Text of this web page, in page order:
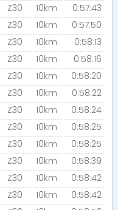
Z30 10km
0:57:43
Z30 10km
0:57:50
Z30 10km
0:58:13
Z30 10km
0:58:16
Z30 10km
0:58:20
Z30 10km
0:58:22
Z30 10km
0:58:24
Z30 10km
0:58:25
Z30 10km
0:58:25
Z30 10km
0:58:39
Z30 10km
0:58:42
Z30 10km
0:58:42